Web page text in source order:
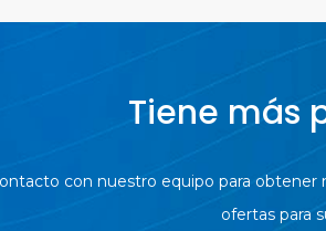
Tiene más
con nuestro equipo para
ofertas para